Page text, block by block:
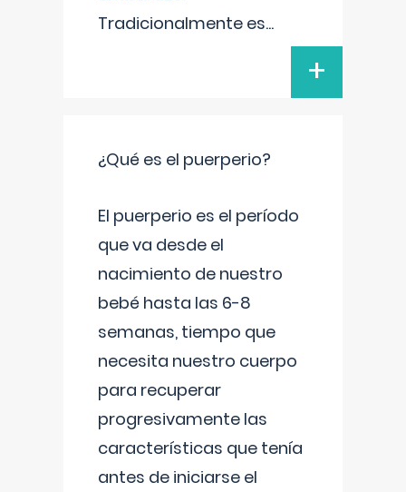
Tradicionalmente es...
+
¿Qué es el puerperio?
El puerperio es el período
que va desde el
nacimiento de nuestro
bebé hasta las 6-8
semanas, tiempo que
necesita nuestro cuerpo
para recuperar
progresivamente las
características que tenía
antes de iniciarse el